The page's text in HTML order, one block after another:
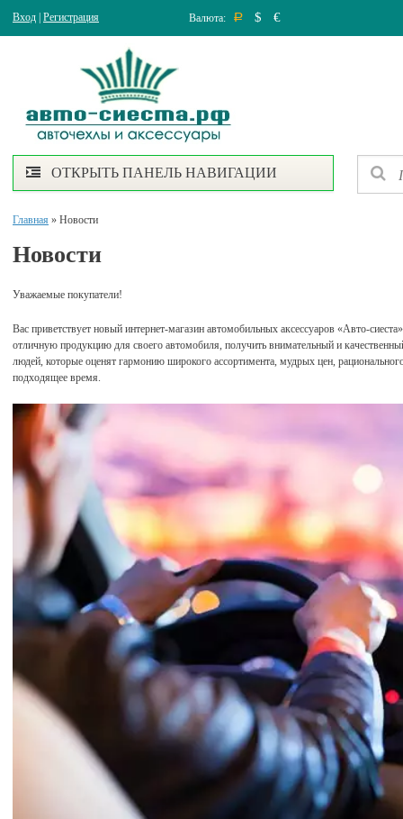
Вход Регистрация Валюта: Р $ €
ОТКРЫТЬ ПАНЕЛЬ НАВИГАЦИИ
Главная » Новости
Новости
Уважаемые покупатели!
Вас приветствует новый интернет-магазин автомобильных аксессуаров «Авто-
отличную продукцию для своего автомобиля, получить внимательный и
людей, которые оценят гармонию широкого ассортимента, мудрых цен,
подходящее время.